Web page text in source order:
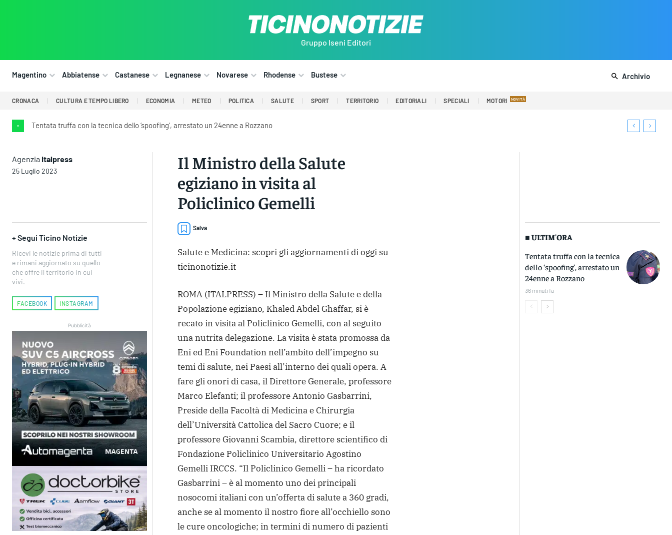
Gruppo Iseni Editori
Magentino Abbiatense Castanese Legnanese Novarese Rhodense Bustese Archivio
CRONACA CULTURA E TEMPO LIBERO ECONOMIA METEO POLITICA SALUTE SPORT TERRITORIO EDITORIALI SPECIALI MOTORI
• Tentata truffa con la tecnica dello ‘spoofing’, arrestato un 24enne a Rozzano
Agenzia Italpress
25 Luglio 2023
Il Ministro della Salute
egiziano in visita al
Policlinico Gemelli
+ Segui Ticino Notizie
Ricevi le notizie prima di tutti
e rimani aggiornato su quello
che offre il territorio in cui
vivi.
FACEBOOK INSTAGRAM
Pubblicità
Salva
Salute e Medicina: scopri gli aggiornamenti di oggi su
ticinonotizie.it
ROMA (ITALPRESS) – Il Ministro della Salute e della
Popolazione egiziano, Khaled Abdel Ghaffar, si è
recato in visita al Policlinico Gemelli, con al seguito
una nutrita delegazione. La visita è stata promossa da
Eni ed Eni Foundation nell’ambito dell’impegno su
temi di salute, nei Paesi all’interno dei quali opera. A
fare gli onori di casa, il Direttore Generale, professore
Marco Elefanti; il professore Antonio Gasbarrini,
Preside della Facoltà di Medicina e Chirurgia
dell’Università Cattolica del Sacro Cuore; e il
professore Giovanni Scambia, direttore scientifico di
Fondazione Policlinico Universitario Agostino
Gemelli IRCCS. “Il Policlinico Gemelli – ha ricordato
Gasbarrini – è al momento uno dei principali
nosocomi italiani con un’offerta di salute a 360 gradi,
anche se al momento il nostro fiore all’occhiello sono
le cure oncologiche; in termini di numero di pazienti
■ ULTIM'ORA
Tentata truffa con la tecnica
dello ‘spoofing’, arrestato un
24enne a Rozzano
36 minuti fa